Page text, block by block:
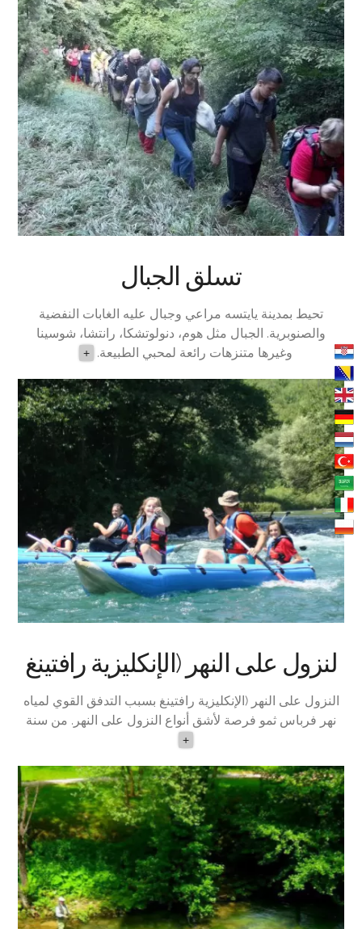
تسلق الجبال
تحيط بمدينة يايتسه مراعي وجبال عليه الغابات النفضية
والصنوبرية. الجبال مثل هوم، دنولوتشكا، رانتشا، شوسينا
وغيرها متنزهات رائعة لمحبي الطبيعة.
+
لنزول على النهر (الإنكليزية رافتينغ
النزول على النهر (الإنكليزية رافتينغ بسبب التدفق القوي لمياه
نهر فرباس ثمو فرصة لأشق أنواع النزول على النهر. من سنة
+